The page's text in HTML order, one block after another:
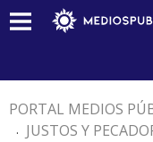
PORTAL MEDIOS
. JUSTOS Y